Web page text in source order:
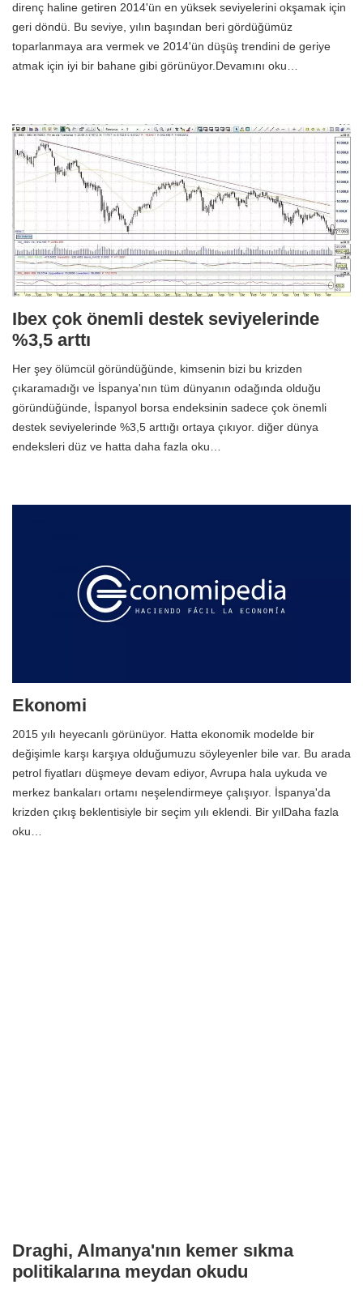
direnç haline getiren 2014'ün en yüksek seviyelerini okşamak için
geri döndü. Bu seviye, yılın başından beri gördüğümüz
toparlanmaya ara vermek ve 2014'ün düşüş trendini de geriye
atmak için iyi bir bahane gibi görünüyor.Devamını oku…
Ibex çok önemli destek seviyelerinde
%3,5 arttı
Her şey ölümcül göründüğünde, kimsenin bizi bu krizden
çıkaramadığı ve İspanya'nın tüm dünyanın odağında olduğu
göründüğünde, İspanyol borsa endeksinin sadece çok önemli
destek seviyelerinde %3,5 arttığı ortaya çıkıyor. diğer dünya
endeksleri düz ve hatta daha fazla oku…
Ekonomi
2015 yılı heyecanlı görünüyor. Hatta ekonomik modelde bir
değişimle karşı karşıya olduğumuzu söyleyenler bile var. Bu arada
petrol fiyatları düşmeye devam ediyor, Avrupa hala uykuda ve
merkez bankaları ortamı neşelendirmeye çalışıyor. İspanya'da
krizden çıkış beklentisiyle bir seçim yılı eklendi. Bir yılDaha fazla
oku…
Draghi, Almanya'nın kemer sıkma
politikalarına meydan okudu